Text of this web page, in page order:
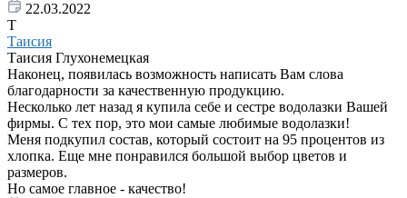
22.03.2022
Т
Таисия
Таисия Глухонемецкая
Наконец, появилась возможность написать Вам слова
благодарности за качественную продукцию.
Несколько лет назад я купила себе и сестре водолазки Вашей
фирмы. С тех пор, это мои самые любимые водолазки!
Меня подкупил состав, который состоит на 95 процентов из
хлопка. Еще мне понравился большой выбор цветов и
размеров.
Но самое главное - качество!